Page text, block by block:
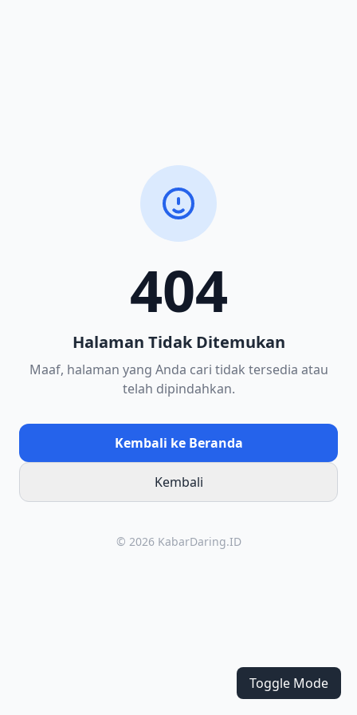
404
Halaman Tidak Ditemukan
Maaf, halaman yang Anda cari tidak tersedia atau
telah dipindahkan.
Kembali ke Beranda
Kembali
© 2026 KabarDaring.ID
Toggle Mode